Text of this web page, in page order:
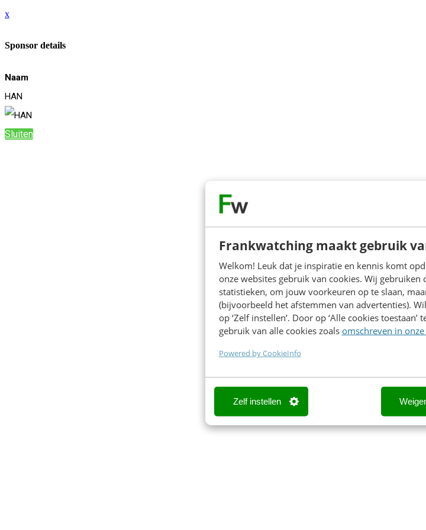
Frankwatching maakt gebruik
Welkom! Leuk dat je inspiratie en kennis komt
onze websites gebruik van cookies. Wij
statistieken, om jouw voorkeuren op te slaan,
(bijvoorbeeld het afstemmen van advertenties).
op ‘Zelf instellen’. Door op ‘Alle cookies
gebruik van alle cookies zoals omschreven in
Powered by CookieInfo
Zelf instellen
x
Sponsor details
Naam
HAN
Sluiten